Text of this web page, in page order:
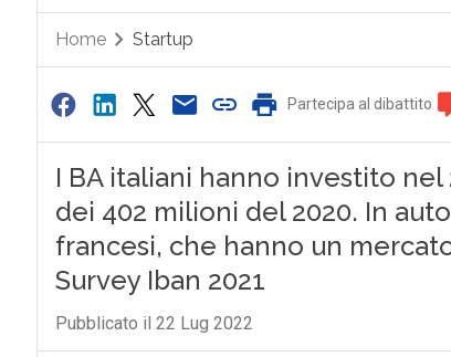
Home Startup
Partecipa al dibattito
I BA italiani hanno investito
dei 402 milioni del 2020. In
francesi, che hanno un
Survey Iban 2021
Pubblicato il 22 Lug 2022